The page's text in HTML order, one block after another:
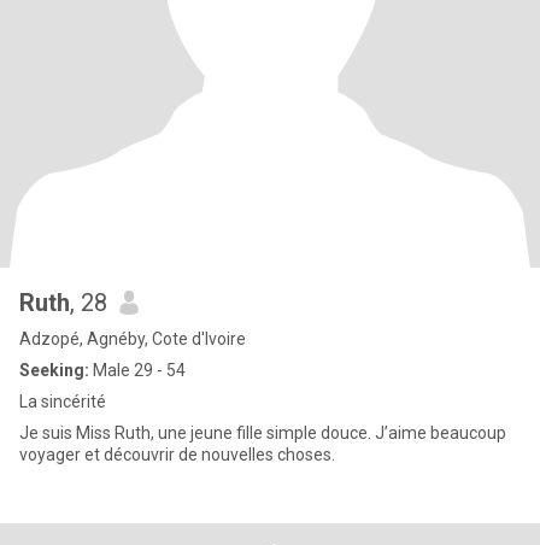
Ruth, 28
Adzopé, Agnéby, Cote d'Ivoire
Seeking: Male 29 - 54
La sincérité
Je suis Miss Ruth, une jeune fille simple douce. J’aime beaucoup
voyager et découvrir de nouvelles choses.